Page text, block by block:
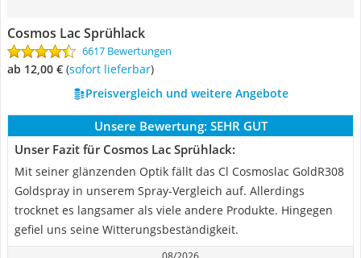
Cosmos Lac Sprühlack
6617 Bewertungen
ab 12,00 € ( Sofort lieferbar)
Preisvergleich und weitere Angebote
Unsere Bewertung: SEHR GUT
Unser Fazit für Cosmos Lac Sprühlack:
Mit seiner glänzenden Optik fällt das Cl Cosmoslac GoldR308
Goldspray in unserem Spray-Vergleich auf. Allerdings
trocknet es langsamer als viele andere Produkte. Hingegen
gefiel uns seine Witterungsbeständigkeit.